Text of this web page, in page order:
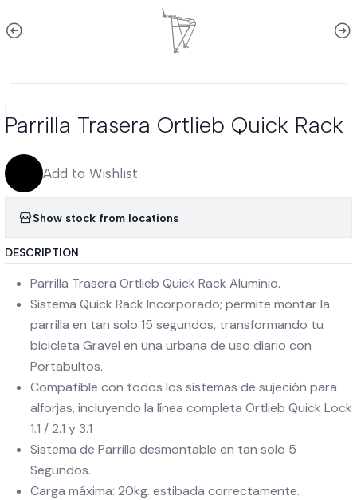
|
Parrilla Trasera Ortlieb Quick Rack
Add to Wishlist
Show stock from locations
DESCRIPTION
Parrilla Trasera Ortlieb Quick Rack Aluminio.
Sistema Quick Rack Incorporado; permite montar la
parrilla en tan solo 15 segundos, transformando tu
bicicleta Gravel en una urbana de uso diario con
Portabultos.
Compatible con todos los sistemas de sujeción para
alforjas, incluyendo la línea completa Ortlieb Quick Lock
1.1 / 2.1 y 3.1
Sistema de Parrilla desmontable en tan solo 5
Segundos.
Carga máxima: 20kg. estibada correctamente.